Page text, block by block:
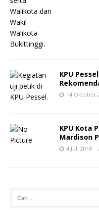
KPU
14 Oktober
KPU Kota
Mardison
4 Juli 2018